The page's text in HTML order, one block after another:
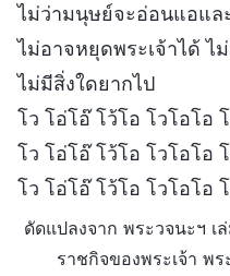
ไม่ว่ามนุษย์จะอ่อนแอแล
ไม่อาจหยุดพระเจ้าได้ ไ
ไม่มีสิ่งใดยากไป
โว โอ่โอ๊ โว้โอ โวโอโอ
โว โอ่โอ๊ โว้โอ โวโอโอ
โว โอ่โอ๊ โว้โอ โวโอโอ
ดัดแปลงจาก พระวจนะฯ เ
ราชกิจของพระเจ้า พ